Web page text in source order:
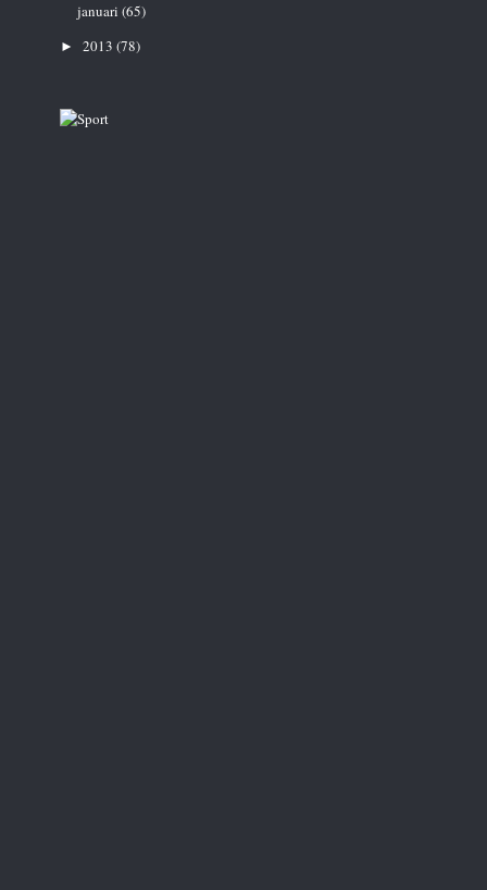
januari (65)
► 2013 (78)